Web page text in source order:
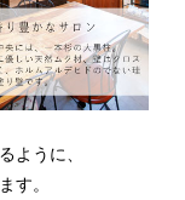
ように、
す。